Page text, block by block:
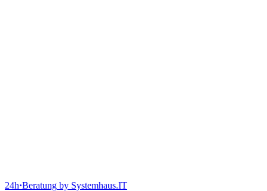
24h·Beratung by Systemhaus.IT